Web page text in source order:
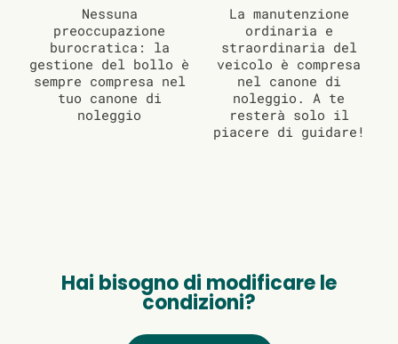
Nessuna
preoccupazione
burocratica: la
gestione del bollo è
sempre compresa nel
tuo canone di
noleggio
La manutenzione
ordinaria e
straordinaria del
veicolo è compresa
nel canone di
noleggio. A te
resterà solo il
piacere di guidare!
Hai bisogno di modificare le
condizioni?